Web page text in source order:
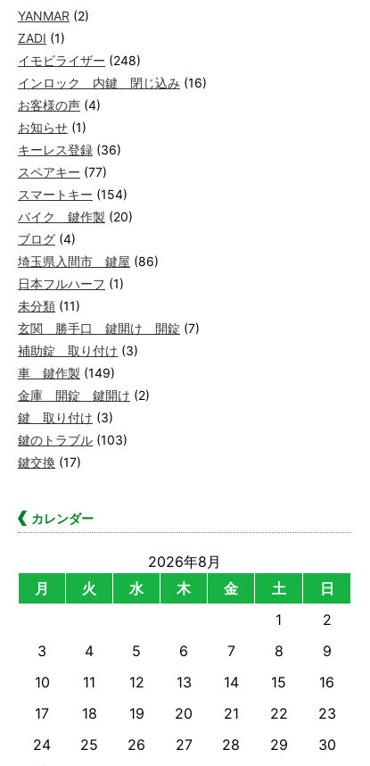
YANMAR (2)
ZADI (1)
イモビライザー (248)
インロック 内鍵 閉じ込み (16)
お客様の声 (4)
お知らせ (1)
キーレス登録 (36)
スペアキー (77)
スマートキー (154)
バイク 鍵作製 (20)
ブログ (4)
埼玉県入間市 鍵屋 (86)
日本フルハーフ (1)
未分類 (11)
玄関 勝手口 鍵開け 開錠 (7)
補助錠 取り付け (3)
車 鍵作製 (149)
金庫 開錠 鍵開け (2)
鍵 取り付け (3)
鍵のトラブル (103)
鍵交換 (17)
カレンダー
2026年8月
月
火 水 木 金 土
日
1
2
3
4 5 6 7 8
9
10
11 12 13 14 15
16
17
18 19 20 21 22
23
24
25 26 27 28 29
30